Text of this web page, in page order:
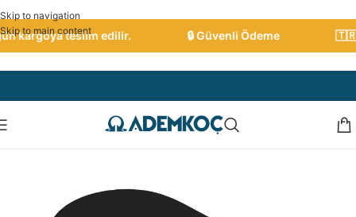
Skip to navigation
Skip to main content
kargoya teslim edilir. 🔒 Güvenli Ödeme 🇹🇷